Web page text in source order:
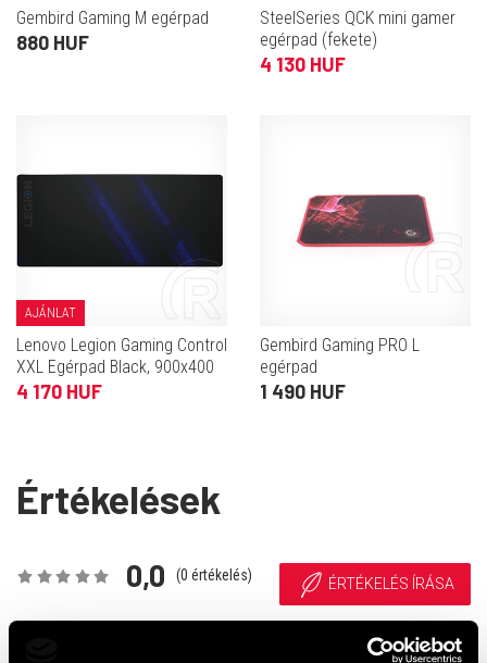
Gembird Gaming M egérpad
880 HUF
SteelSeries QCK mini gamer
egérpad (fekete)
4 130 HUF
AJÁNLAT
Lenovo Legion Gaming Control
XXL Egérpad Black, 900x400
4 170 HUF
Gembird Gaming PRO L
egérpad
1 490 HUF
Értékelések
0,0 (0 értékelés) ÉRTÉKELÉS ÍRÁSA
Ehhez a termékhez még nem érkezett értékelés. Legyél te